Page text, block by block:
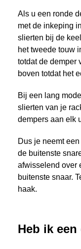
Als u een ronde
met de inkeping
slierten bij de
het tweede touw
totdat de demper
boven totdat het
Bij een lang
slierten van je
dempers aan elk
Dus je neemt
de buitenste
afwisselend over
buitenste snaar.
haak.
Heb ik